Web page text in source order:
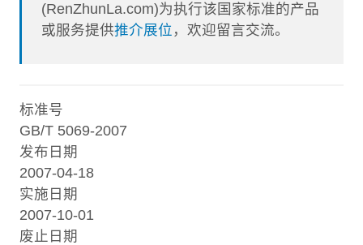
(RenZhunLa.com)为执行该国家标准的产品
或服务提供推介展位 ，欢迎留言交流。
标准号
GB/T 5069-2007
发布日期
2007-04-18
实施日期
2007-10-01
废止日期